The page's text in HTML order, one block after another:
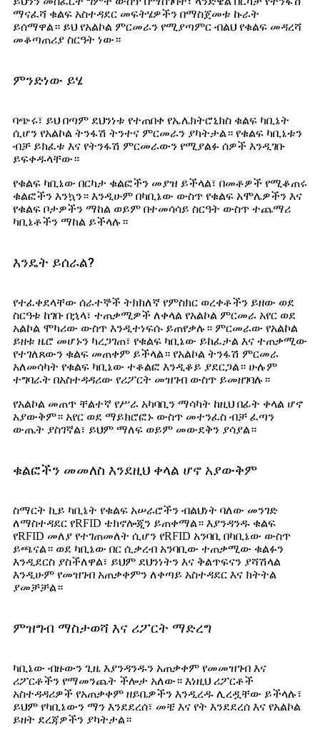
ማናፈሻ ቁልፍ አስተዳደር መፍትሄዎችን በማስጀመቱ ኩራት
ይሰማዋል። ይህ የአልኮል ምርመራን የሚያጣምር ብልህ የቁልፍ መዳረሻ
መቆጣጠሪያ ስርዓት ነው።
ምንድነው ይሄ
ባጭሩ፣ ይህ በጣም ደህንነቱ የተጠበቀ የኤሌክትሮኒክስ ቁልፍ ካቢኔት
ሲሆን የአልኮል ትንፋሽ ትንተና ምርመራን ያካትታል። የቁልፍ ካቢኔቱን
ብቻ ይክፈቱ እና የትንፋሽ ምርመራውን የሚያልፉ ሰዎች እንዲገቡ
ይፍቀዱላቸው።
የቁልፍ ካቢኔው በርካታ ቁልፎችን መያዝ ይችላል፣ በመቶዎች የሚቆጠሩ
ቁልፎችን እንኳን። እንዲሁም በካቢኔው ውስጥ የቁልፍ አሞሌዎችን እና
የቁልፍ ቦታዎችን ማከል ወይም በተመሳሳይ ስርዓት ውስጥ ተጨማሪ
ካቢኔቶችን ማከል ይችላሉ።
እንዴት ይሰራል?
የተፈቀደላቸው ሰራተኞች ትክክለኛ የምስክር ወረቀቶችን ይዘው ወደ
ስርዓቱ ከገቡ በኋላ፣ ተጠቃሚዎች ለቀላል የአልኮል ምርመራ አየር ወደ
አልኮል ሞካሪው ውስጥ እንዲተነፍሱ ይጠየቃሉ። ምርመራው የአልኮል
ይዘቱ ዜሮ መሆኑን ካረጋገጠ፣ የቁልፍ ካቢኔው ይከፈታል እና ተጠቃሚው
የተገለጸውን ቁልፍ መጠቀም ይችላል። የአልኮል ትንፋሽ ምርመራ
አለመሳካት የቁልፍ ካቢኔው ተቆልፎ እንዲቆይ ያደርጋል። ሁሉም
ተግባራት በአስተዳዳሪው የሪፖርት መዝገብ ውስጥ ይመዘገባሉ።
የአልኮል መጠጥ ቸልተኛ የሥራ አካባቢን ማሳካት ከዚህ በፊት ቀላል ሆኖ
አያውቅም። አየር ወደ ማይክሮፎኑ ውስጥ መተንፈስ ብቻ ፈጣን
ውጤት ያስገኛል፣ ይህም ማለፍ ወይም መውደቅን ያሳያል።
ቁልፎችን መመለስ እንደዚህ ቀላል ሆኖ አያውቅም
ስማርት ኪይ ካቢኔት የቁልፍ አሠራሮችን ብልህነት ባለው መንገድ
ለማስተዳደር የRFID ቴክኖሎጂን ይጠቀማል። እያንዳንዱ ቁልፍ
የRFID መለያ የተገጠመለት ሲሆን የRFID አንባቢ በካቢኔው ውስጥ
ይጫናል። ወደ ካቢኔው በር ሲቃረብ አንባቢው ተጠቃሚው ቁልፉን
እንዲደርስ ያስችለዋል፣ ይህም ደህንነትን እና ቅልጥፍናን ያሻሽላል
እንዲሁም የመዝገብ አጠቃቀምን ለቀጣይ አስተዳደር እና ክትትል
ያመቻቻል።
ምዝግብ ማስታወሻ እና ሪፖርት ማድረግ
ካቢኔው ብዙውን ጊዜ እያንዳንዱን አጠቃቀም የመመዝገብ እና
ሪፖርቶችን የማመንጨት ችሎታ አለው። እነዚህ ሪፖርቶች
አስተዳዳሪዎች የአጠቃቀም ዘይቤዎችን እንዲረዱ ሊረዷቸው ይችላሉ፣
ይህም የካቢኔውን ማን እንደደረሰ፣ መቼ እና የት እንደደረሰ እና የአልኮል
ይዘት ደረጃዎችን ያካትታል።